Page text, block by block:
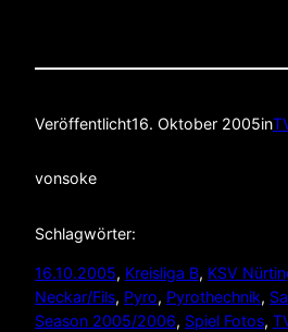
Veröffentlicht16. Oktober 2005in
vonsoke
Schlagwörter:
16.10.2005, Kreisliga B, KSV
Neckar/Fils, Pyro, Pyrothechnik,
Season 2005/2006, Spiel Fotos,